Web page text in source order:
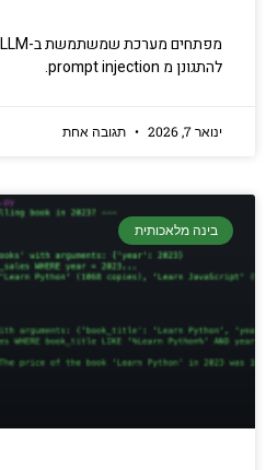
להתגונן מ prompt injection.
ינואר 7, 2026 תגובה אחת
בינה מלאכותית